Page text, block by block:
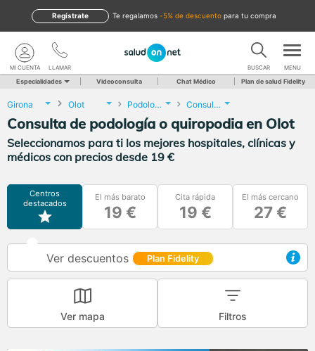
te regalamos -5% de descuento para tu compra
Regístrate
LLAMAR
MI CUENTA BUSCAR MENU
Especialidades Videoconsulta Chat Médico Plan de salud Fidelity
Girona Olot Podología Consulta de podología o quiropodia
Consulta de podología o quiropodia en Olot
Seleccionamos para ti los mejores hospitales, clínicas y
médicos con precios desde 19 €
Centros
destacados
El más barato
19 €
Cita rápida
19 €
El más cercano
27 €
Ver descuentos Plan Fidelity
Ver mapa Filtros